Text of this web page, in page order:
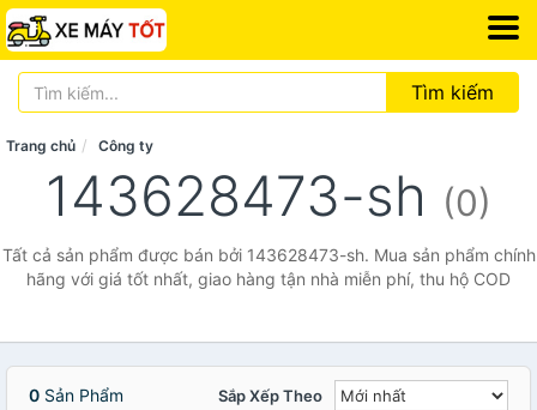
Tìm kiếm
Trang chủ Công ty
143628473-sh (0)
Tất cả sản phẩm được bán bởi 143628473-sh. Mua sản phẩm chính
hãng với giá tốt nhất, giao hàng tận nhà miễn phí, thu hộ COD
0 Sản Phẩm Sắp Xếp Theo